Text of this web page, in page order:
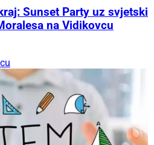
Sunset Party uz svjetski
na Vidikovcu